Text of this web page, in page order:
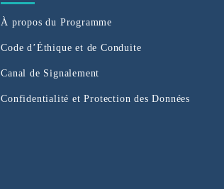
À propos du Programme
Code d’Éthique et de Conduite
Canal de Signalement
Confidentialité et Protection des Données